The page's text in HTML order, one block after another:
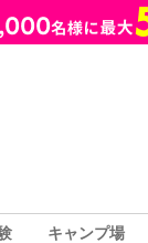
キャンプ場